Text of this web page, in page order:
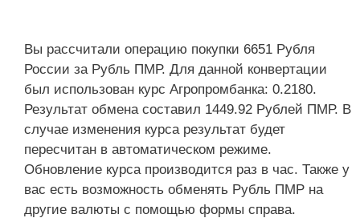
Вы рассчитали операцию покупки 6651 Рубля
России за Рубль ПМР. Для данной конвертации
был использован курс Агропромбанка: 0.2180.
Результат обмена составил 1449.92 Рублей ПМР. В
случае изменения курса результат будет
пересчитан в автоматическом режиме.
Обновление курса производится раз в час. Также у
вас есть возможность обменять Рубль ПМР на
другие валюты с помощью формы справа.